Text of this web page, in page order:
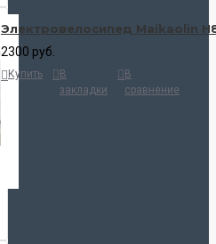
Электровелосипед Maikaolin
2300 руб.
Купить
В
закладки
В
сравнение